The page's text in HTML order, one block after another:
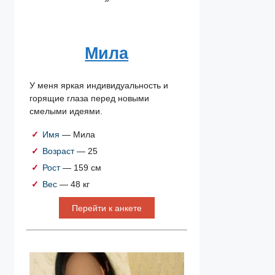
Мила
У меня яркая индивидуальность и
горящие глаза перед новыми
смелыми идеями.
Имя — Мила
Возраст— 25
Рост— 159 см
Вес — 48 кг
Перейти к анкете